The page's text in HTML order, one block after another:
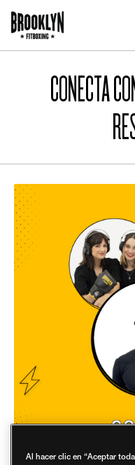
Pasar
al
Main
navigation
CONECTA
Al hacer clic en “Aceptar